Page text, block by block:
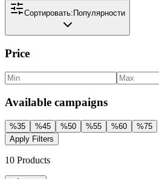
Сортировать: Популярности
Price
Available campaigns
%35 %45 %50 %55 %60 %75
Apply Filters
10 Products